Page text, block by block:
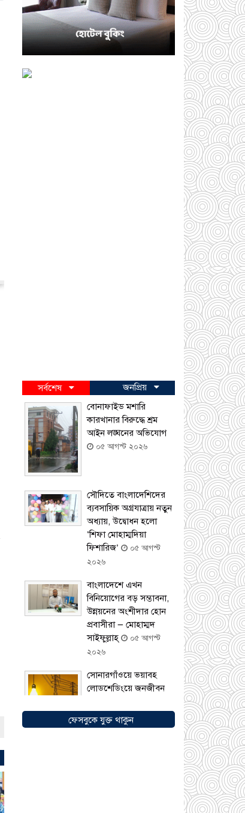
সর্বশেষ
জনপ্রিয়
বোনাফাইড মশারি
কারখানার বিরুদ্ধে শ্রম
আইন লঙ্ঘনের অভিযোগ
০৫ আগস্ট ২০২৬
সৌদিতে বাংলাদেশিদের
ব্যবসায়িক অগ্রযাত্রায় নতুন
অধ্যায়, উদ্বোধন হলো
‘শিফা মোহাম্মদিয়া
ফিশারিজ’
০৫ আগস্ট
২০২৬
বাংলাদেশে এখন
বিনিয়োগের বড় সম্ভাবনা,
উন্নয়নের অংশীদার হোন
প্রবাসীরা — মোহাম্মদ
সাইফুল্লাহ্
০৫ আগস্ট
২০২৬
সোনারগাঁওয়ে ভয়াবহ
লোডশেডিংয়ে জনজীবন
আগস্ট ২০২৬
ফেসবুকে যুক্ত থাকুন